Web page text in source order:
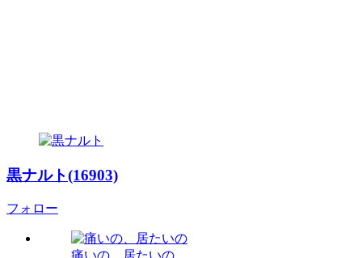
黒ナルト(16903)
フォロー